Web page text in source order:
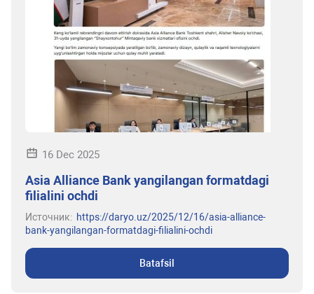
16 Dec 2025
Asia Alliance Bank yangilangan formatdagi
filialini ochdi
Источник: https://daryo.uz/2025/12/16/asia-alliance-
bank-yangilangan-formatdagi-filialini-ochdi
Batafsil